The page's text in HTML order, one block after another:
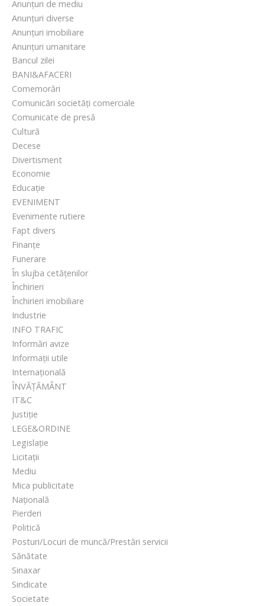
Anunțuri de mediu
Anunțuri diverse
Anunțuri imobiliare
Anunțuri umanitare
Bancul zilei
BANI&AFACERI
Comemorări
Comunicări societăți comerciale
Comunicate de presă
Cultură
Decese
Divertisment
Economie
Educație
EVENIMENT
Evenimente rutiere
Fapt divers
Finanțe
Funerare
În slujba cetățenilor
Închirieri
Închirieri imobiliare
Industrie
INFO TRAFIC
Informări avize
Informații utile
Internațională
ÎNVĂȚĂMÂNT
IT&C
Justiție
LEGE&ORDINE
Legislație
Licitații
Mediu
Mica publicitate
Națională
Pierderi
Politică
Posturi/Locuri de muncă/Prestări servicii
Sănătate
Sinaxar
Sindicate
Societate